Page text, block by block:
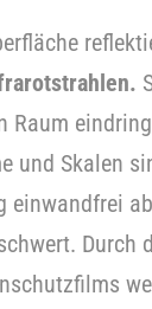
Raum
und Skalen
einwandfrei
Durch